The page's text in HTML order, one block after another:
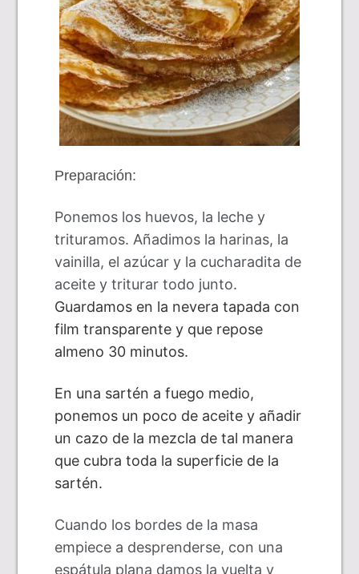
Preparación:
Ponemos los huevos, la leche y
trituramos. Añadimos la harinas, la
vainilla, el azúcar y la cucharadita de
aceite y triturar todo junto.
Guardamos en la nevera tapada con
film transparentey que repose
almeno 30 minutos.
En una sartén a fuego medio,
ponemos un poco de aceite y añadir
un cazo de la mezcla de tal manera
que cubra toda la superficie de la
sartén.
Cuando los bordes de la masa
empiece a desprenderse, con una
espátula plana damos la vuelta y